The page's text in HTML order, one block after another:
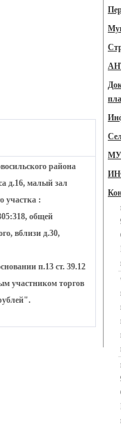
района
д.16, малый зал
участка :
общей
вблизи д.30,
п.13 ст. 39.12
участником торгов